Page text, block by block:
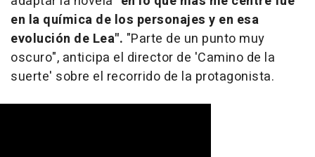
en la química de los personajes y en esa
evolución de Lea". "Parte de un punto muy
oscuro", anticipa el director de 'Camino de la
suerte' sobre el recorrido de la protagonista.